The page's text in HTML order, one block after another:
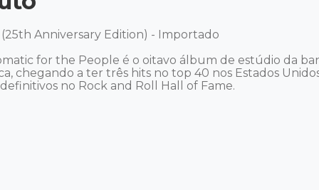
Anniversary Edition) - Importado
for the People é o oitavo álbum de estúdio da
chegando a ter três hits no top 40 nos Estados
no Rock and Roll Hall of Fame.